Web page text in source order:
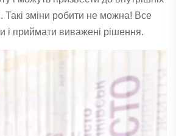
Такі зміни робити не можна! Все
і приймати виважені рішення.